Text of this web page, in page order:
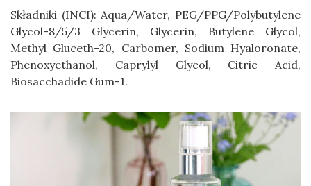
Składniki (INCI): Aqua/Water, PEG/PPG/Polybutylene
Glycol-8/5/3 Glycerin, Glycerin, Butylene Glycol,
Methyl Gluceth-20, Carbomer, Sodium Hyaloronate,
Phenoxyethanol, Caprylyl Glycol, Citric Acid,
Biosacchadide Gum-1.